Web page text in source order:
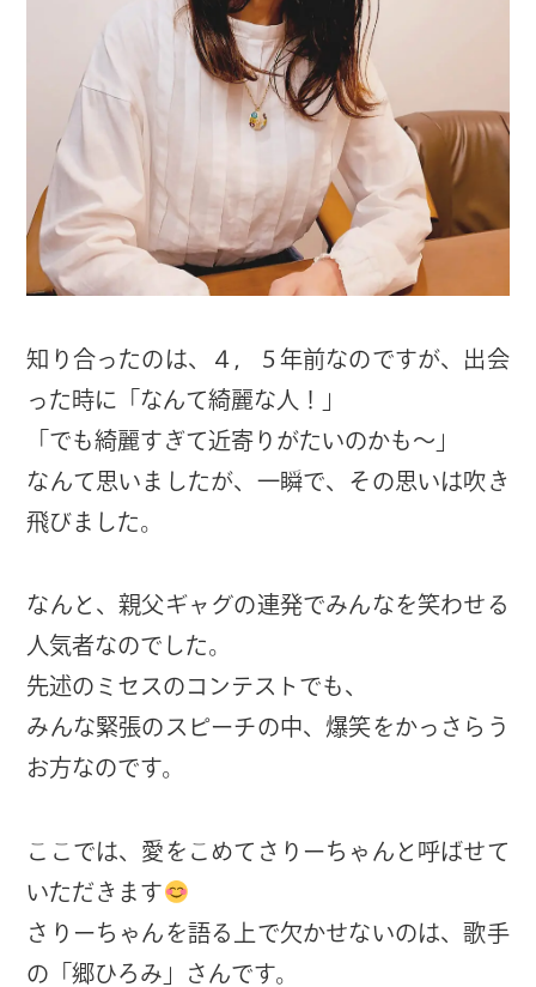
知り合ったのは、４，５年前なのですが、出会
った時に「なんて綺麗な人！」
「でも綺麗すぎて近寄りがたいのかも～」
なんて思いましたが、一瞬で、その思いは吹き
飛びました。
なんと、親父ギャグの連発でみんなを笑わせる
人気者なのでした。
先述のミセスのコンテストでも、
みんな緊張のスピーチの中、爆笑をかっさらう
お方なのです。
ここでは、愛をこめてさりーちゃんと呼ばせて
いただきます
さりーちゃんを語る上で欠かせないのは、歌手
の「郷ひろみ」さんです。